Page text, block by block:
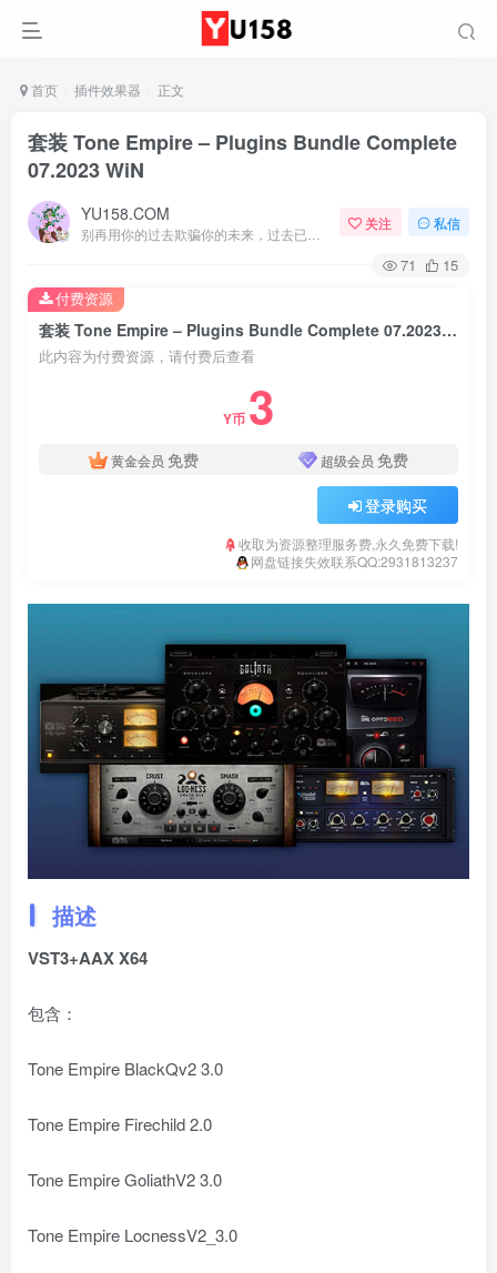
首页 插件效果器 正文
套装 Tone Empire – Plugins Bundle Complete
07.2023 WiN
YU158.COM 关注 私信
71 15
套装 Tone Empire – Plugins Bundle Complete 07.2023 WiN
此内容为付费资源，请付费后查看
Y币 3
黄金会员 免费 超级会员 免费
登录购买
收取为资源整理服务费,永久免费下载!
网盘链接失效联系QQ:2931813237
付费资源
描述
VST3+AAX X64
包含：
Tone Empire BlackQv2 3.0
Tone Empire Firechild 2.0
Tone Empire GoliathV2 3.0
Tone Empire LocnessV2_3.0